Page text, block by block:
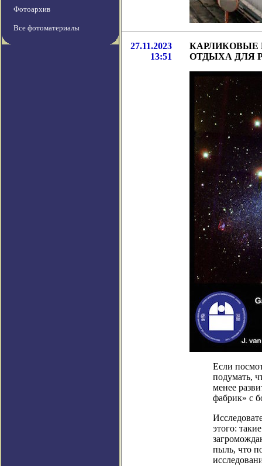
Фотоархив
Все фотоматериалы
27.11.2023
13:51
КАРЛИКОВЫЕ
ОТДЫХА ДЛЯ
Если
подумать,
менее
фабрик» с
этого:
пыль, что